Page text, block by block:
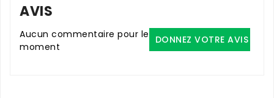
AVIS
DONNEZ VOTRE AVIS
Aucun commentaire pour le
moment